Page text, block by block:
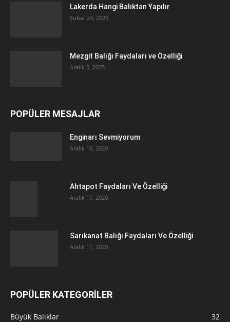
Lakerda Hangi Balıktan Yapılır
Şubat 24, 2026
Mezgit Balığı Faydaları ve Özelliği
Aralık 5, 2025
POPÜLER MESAJLAR
Enginarı Sevmiyorum
Aralık 16, 2020
Ahtapot Faydaları Ve Özelliği
Aralık 17, 2020
Sarıkanat Balığı Faydaları Ve Özelliği
Aralık 11, 2020
POPÜLER KATEGORİLER
Büyük Balıklar
32